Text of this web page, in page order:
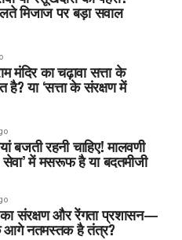
मिजाज पर बड़ा सवाल
मंदिर का चढ़ावा सत्ता के
है? या ‘सत्ता के संरक्षण में
बजती रहनी चाहिए! मालवणी
में मसरूफ है या बदतमीजी
का संरक्षण और रेंगता प्रशासन—
आगे नतमस्तक है तंत्र?